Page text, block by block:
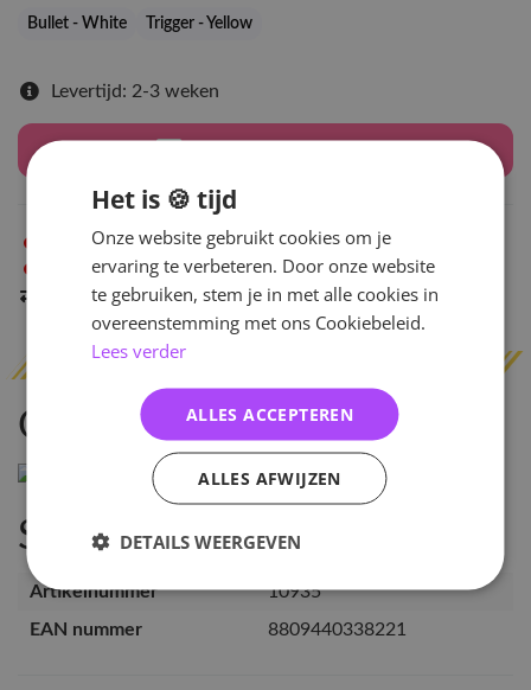
Bullet - White Trigger - Yellow
Levertijd: 2-3 weken
Niet op voorraadin Arnhem
Niet op voorraadin Amsterdam
Indien op voorraadbinnen 2 werkdagenverzonden
Omschrijving
Specificaties
Artikelnummer
10935
EAN nummer
8809440338221
Het is 🍪 tijd
Onze website gebruikt cookies om je
ervaring te verbeteren. Door onze website
te gebruiken, stem je in met alle cookies in
overeenstemming met ons Cookiebeleid.
Lees verder
ALLES ACCEPTEREN
ALLES AFWIJZEN
DETAILS WEERGEVEN